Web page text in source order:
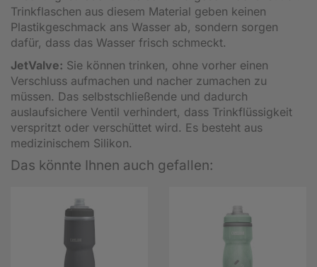
Trinkflaschen aus diesem Material geben keinen
Plastikgeschmack ans Wasser ab, sondern sorgen
dafür, dass das Wasser frisch schmeckt.
JetValve: Sie können trinken, ohne vorher einen
Verschluss aufmachen und nacher zumachen zu
müssen. Das selbstschließende und dadurch
auslaufsichere Ventil verhindert, dass Trinkflüssigkeit
verspritzt oder verschüttet wird. Es besteht aus
medizinischem Silikon.
Das könnte Ihnen auch gefallen: